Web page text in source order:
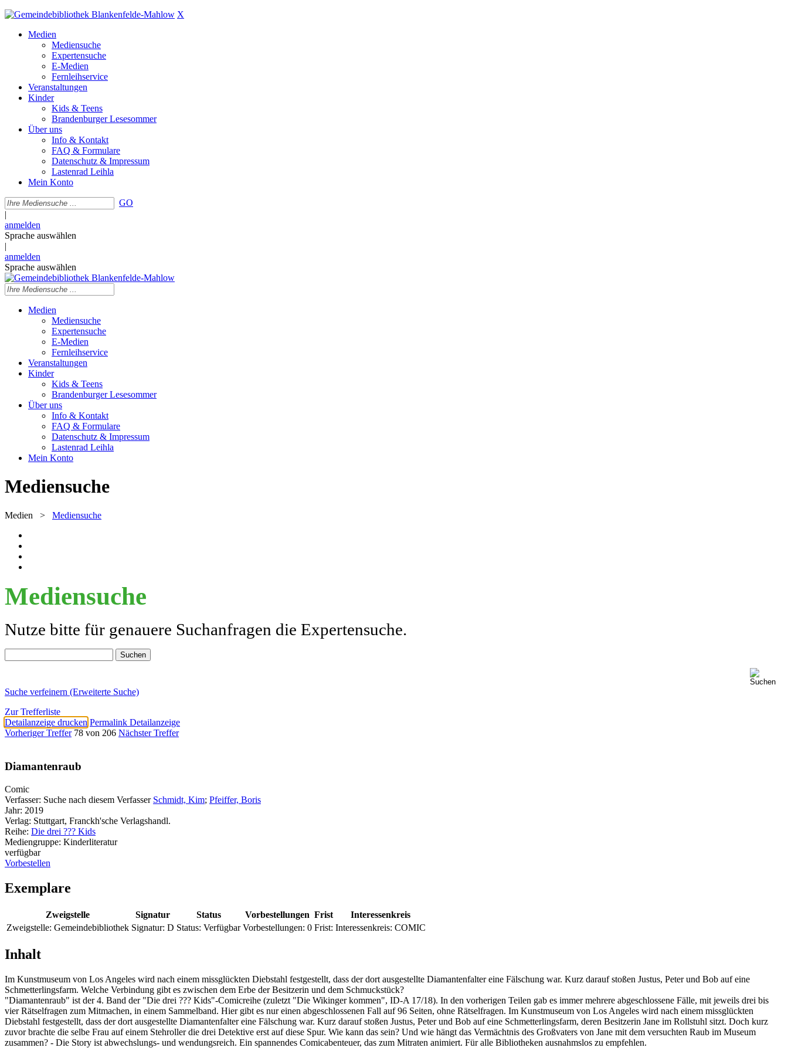
X
Medien
Mediensuche
Expertensuche
E-Medien
Fernleihservice
Veranstaltungen
Kinder
Kids & Teens
Brandenburger Lesesommer
Über uns
Info & Kontakt
FAQ & Formulare
Datenschutz & Impressum
Lastenrad Leihla
Mein Konto
GO
|
anmelden
Sprache auswählen
|
anmelden
Sprache auswählen
Medien
Mediensuche
Expertensuche
E-Medien
Fernleihservice
Veranstaltungen
Kinder
Kids & Teens
Brandenburger Lesesommer
Über uns
Info & Kontakt
FAQ & Formulare
Datenschutz & Impressum
Lastenrad Leihla
Mein Konto
Mediensuche
Medien > Mediensuche
Mediensuche
Nutze bitte für genauere Suchanfragen die Expertensuche.
Suche verfeinern (Erweiterte Suche)
Zur Trefferliste
Detailanzeige drucken Permalink Detailanzeige
Vorheriger Treffer 78 von 206 Nächster Treffer
Diamantenraub
Comic
Verfasser: Suche nach diesem Verfasser Schmidt, Kim; Pfeiffer, Boris
Jahr: 2019
Verlag: Stuttgart, Franckh'sche Verlagshandl.
Reihe: Die drei ??? Kids
Mediengruppe: Kinderliteratur
verfügbar
Vorbestellen
Exemplare
Zweigstelle Signatur Status Vorbestellungen Frist
Interessenkreis
Zweigstelle: Gemeindebibliothek Signatur: D Status: Verfügbar Vorbestellungen: 0 Frist: Interessenkreis: COMIC
Inhalt
Im Kunstmuseum von Los Angeles wird nach einem missglückten Diebstahl festgestellt, dass der dort ausgestellte Diamantenfalter eine Fälschung war. Kurz darauf stoßen Justus, Peter und Bob auf eine
Schmetterlingsfarm. Welche Verbindung gibt es zwischen dem Erbe der Besitzerin und dem Schmuckstück?
"Diamantenraub" ist der 4. Band der "Die drei ??? Kids"-Comicreihe (zuletzt "Die Wikinger kommen", ID-A 17/18). In den vorherigen Teilen gab es immer mehrere abgeschlossene Fälle, mit jeweils drei bis
vier Rätselfragen zum Mitmachen, in einem Sammelband. Hier gibt es nur einen abgeschlossenen Fall auf 96 Seiten, ohne Rätselfragen. Im Kunstmuseum von Los Angeles wird nach einem missglückten
Diebstahl festgestellt, dass der dort ausgestellte Diamantenfalter eine Fälschung war. Kurz darauf stoßen Justus, Peter und Bob auf eine Schmetterlingsfarm, deren Besitzerin Jane im Rollstuhl sitzt. Doch kurz
zuvor brachte die selbe Frau auf einem Stehroller die drei Detektive erst auf diese Spur. Wie kann das sein? Und wie hängt das Vermächtnis des Großvaters von Jane mit dem versuchten Raub im Museum
zusammen? - Die Story ist abwechslungs- und wendungsreich. Ein spannendes Comicabenteuer, das zum Mitraten animiert. Für alle Bibliotheken ausnahmslos zu empfehlen.